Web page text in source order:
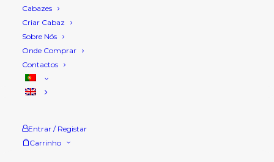
Cabazes
Criar Cabaz
Sobre Nós
Onde Comprar
Contactos
Entrar / Registar
Carrinho